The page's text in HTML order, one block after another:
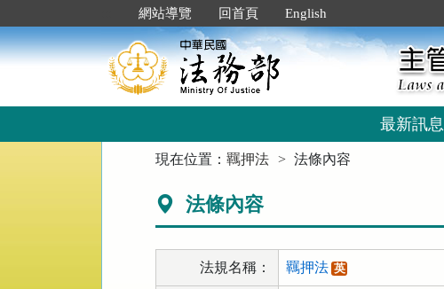
到
主
要
網站導覽 回首頁 English
最新訊息
現在位置：羈押法 法條內容
法條內容
法規名稱： 羈押法 英